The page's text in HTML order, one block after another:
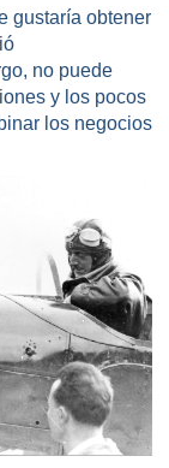
gustaría obtener
no puede
y los pocos
los negocios